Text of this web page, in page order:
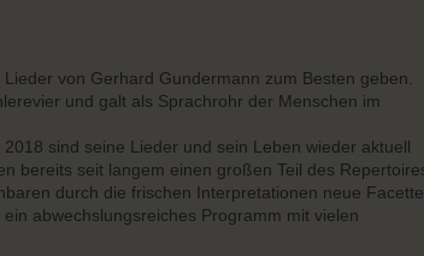
von Gerhard Gundermann zum Besten geben.
und galt als Sprachrohr der Menschen im
sind seine Lieder und sein Leben wieder aktuell
bereits seit langem einen großen Teil des
durch die frischen Interpretationen neue
abwechslungsreiches Programm mit vielen